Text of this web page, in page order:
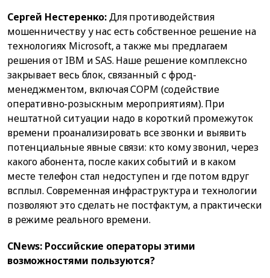
Сергей Нестеренко:Для противодействия
мошенничеству у нас есть собственное решение на
технологиях Microsoft, а также мы предлагаем
решения от IBM и SAS. Наше решение комплексно
закрывает весь блок, связанный с фрод-
менеджментом, включая СОРМ (содействие
оперативно-розыскным мероприятиям). При
нештатной ситуации надо в короткий промежуток
времени проанализировать все звонки и выявить
потенциальные явные связи: кто кому звонил, через
какого абонента, после каких событий и в каком
месте телефон стал недоступен и где потом вдруг
всплыл. Современная инфраструктура и технологии
позволяют это сделать не постфактум, а практически
в режиме реального времени.
CNews: Российские операторы этими
возможностями пользуются?